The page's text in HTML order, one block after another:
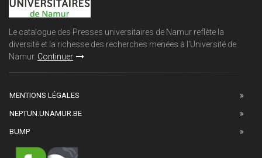
Le catalogue des Presses universitaires de Namur reflète la
diversité et la richesse des recherches menées à l'Université de
Namur. Continuer
MENTIONS LÉGALES
NEPTUN.UNAMUR.BE
BUMP